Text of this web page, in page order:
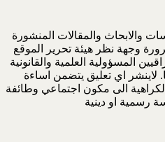
والابحاث والمقالات المنشورة
وجهة نظر هيئة تحرير الموقع
المسؤولية العلمية والقانونية
لاينشر اي تعليق يتضمن اساءة
الى مكون اجتماعي وطائفة
رسمية او دينية